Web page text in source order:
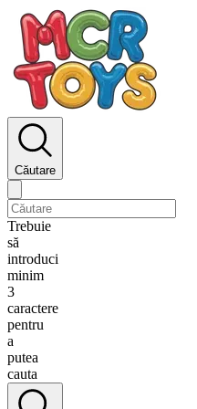
Căutare
Trebuie
să
introduci
minim
3
caractere
pentru
a
putea
cauta